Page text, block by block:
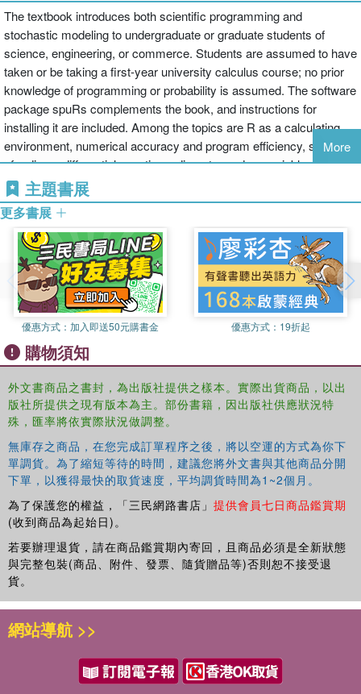
The textbook introduces both scientific programming and
stochastic modeling to undergraduate or graduate students of
science, engineering, or commerce. Students are assumed to have
taken or be taking a first-year university calculus course; no prior
knowledge of programming or probability is assumed. The software
package spuRs complements the book, and instructions for
installing it are included. Among the topics are R as a calculating
environment, numerical accuracy and program efficiency, systems
of ordinary differential equations, discrete random variables, and
variance reduction. Annotation c2014 Ringgold, Inc., Portland, OR
(protoview.com)
More
主題書展
更多書展
優惠方式： 加入即送50元購書金 優惠方式： 19折起
購物須知
外文書商品之書封，為出版社提供之樣本。實際出貨商品，以出
版社所提供之現有版本為主。部份書籍，因出版社供應狀況特
殊，匯率將依實際狀況做調整。
無庫存之商品，在您完成訂單程序之後，將以空運的方式為你下
單調貨。為了縮短等待的時間，建議您將外文書與其他商品分開
下單，以獲得最快的取貨速度，平均調貨時間為1~2個月。
為了保護您的權益，「三民網路書店」 提供會員七日商品鑑賞期
(收到商品為起始日)。
若要辦理退貨，請在商品鑑賞期內寄回，且商品必須是全新狀態
與完整包裝(商品、附件、發票、隨貨贈品等)否則恕不接受退
貨。
網站導航 >>